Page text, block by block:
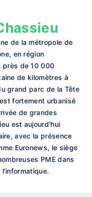
de la métropole de
en région
près de 10 000
de kilomètres à
grand parc de la Tête
fortement urbanisé
de grandes
est aujourd'hui
avec la présence
Euronews, le siège
PME dans